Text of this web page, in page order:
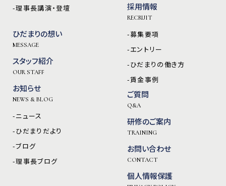
-理事長講演・登壇
ひだまりの想い
MESSAGE
スタッフ紹介
OUR STAFF
お知らせ
NEWS & BLOG
-ニュース
-ひだまりだより
-ブログ
-理事長ブログ
採用情報
RECRUIT
-募集要項
-エントリー
-ひだまりの働き方
-賃金事例
ご質問
Q&A
研修のご案内
TRAINING
お問い合わせ
CONTACT
個人情報保護